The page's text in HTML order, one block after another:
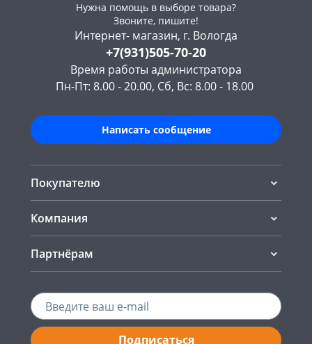
Нужна помощь в выборе товара?
Звоните, пишите!
Интернет- магазин, г. Вологда
+7(931)505-70-20
Время работы администратора
Пн-Пт: 8.00 - 20.00, Сб, Вс: 8.00 - 18.00
Написать сообщение
Покупателю
Компания
Партнёрам
Подписаться